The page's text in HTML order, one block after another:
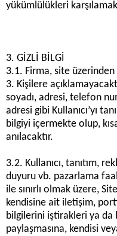
yükümlülükleri
3. GİZLİ BİLGİ
3.1. Firma, site üzerinden
3. Kişilere
soyadı, adresi, telefon
adresi gibi Kullanıcı’yı
bilgiyi içermekte olup,
anılacaktır.
3.2. Kullanıcı, tanıtım,
duyuru vb. pazarlama
ile sınırlı olmak üzere,
kendisine ait iletişim,
bilgilerini iştirakleri ya da
paylaşmasına, kendisi